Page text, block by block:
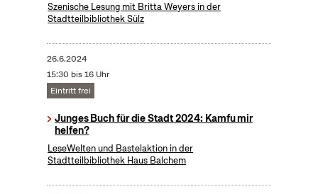
Szenische Lesung mit Britta Weyers in der
Stadtteilbibliothek Sülz
26.6.2024
15:30 bis 16 Uhr
Eintritt frei
Junges Buch für die Stadt 2024: Kamfu mir
helfen?
LeseWelten und Bastelaktion in der
Stadtteilbibliothek Haus Balchem